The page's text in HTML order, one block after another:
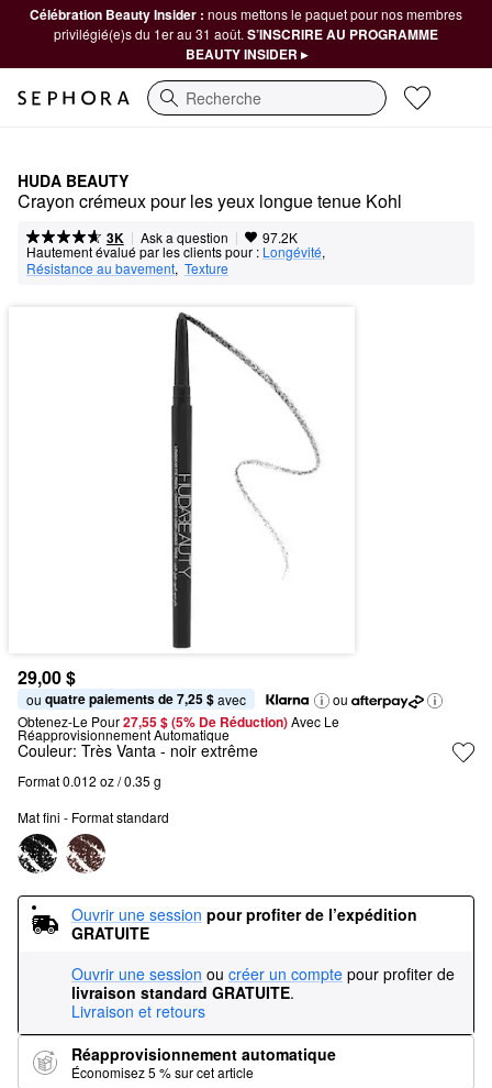
Célébration Beauty Insider : nous mettons le paquet pour nos membres
privilégié(e)s du 1er au 31 août. S’INSCRIRE AU PROGRAMME
BEAUTY INSIDER ▸
Recherche
HUDA BEAUTY
Crayon crémeux pour les yeux longue tenue Kohl
3K | Ask a question | 97.2K
Hautement évalué par les clients pour : Longévité,
Résistance au bavement, Texture
29,00 $
ou quatre paiements de 7,25 $ avec
ou
Obtenez-Le Pour27,55 $ (5% De Réduction) Avec Le
Réapprovisionnement Automatique
Couleur: Très Vanta - noir extrême
Format 0.012 oz / 0.35 g
Mat fini - Format standard
Ouvrir une session pour profiter de l’expédition
GRATUITE
Ouvrir une session ou créer un compte pour profiter de
livraison standard GRATUITE.
Livraison et retours
Réapprovisionnement automatique
Économisez 5 % sur cet article